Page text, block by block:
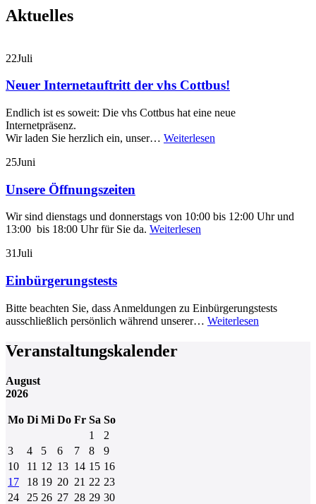
Aktuelles
22Juli
Neuer Internetauftritt der vhs Cottbus!
Endlich ist es soweit: Die vhs Cottbus hat eine neue
Internetpräsenz.
Wir laden Sie herzlich ein, unser… Weiterlesen
25Juni
Unsere Öffnungszeiten
Wir sind dienstags und donnerstags von 10:00 bis 12:00 Uhr und
13:00 bis 18:00 Uhr für Sie da. Weiterlesen
31Juli
Einbürgerungstests
Bitte beachten Sie, dass Anmeldungen zu Einbürgerungstests
ausschließlich persönlich während unserer… Weiterlesen
Veranstaltungskalender
August
2026
Mo Di Mi Do Fr Sa So
1
2
3
4 5 6 7 8
9
10
11 12 13 14 15 16
17
18 19 20 21 22 23
24
25 26 27 28 29 30